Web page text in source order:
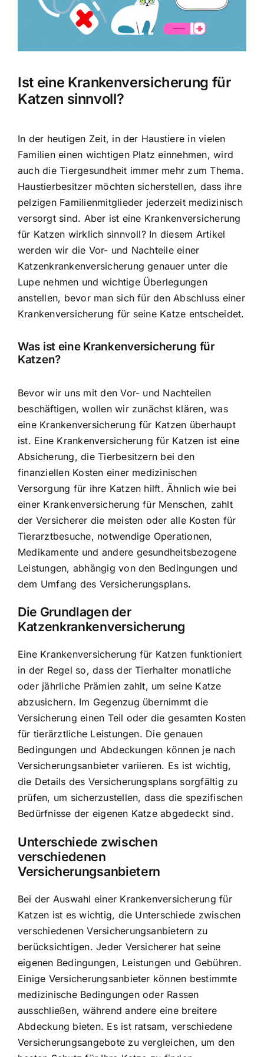
Hausratversicherung
Weitere Tarifvergleiche
Ist eine Krankenversicherung für
Katzen sinnvoll?
In der heutigen Zeit, in der Haustiere in vielen
Familien einen wichtigen Platz einnehmen, wird
auch die Tiergesundheit immer mehr zum Thema.
Haustierbesitzer möchten sicherstellen, dass ihre
pelzigen Familienmitglieder jederzeit medizinisch
versorgt sind. Aber ist eine Krankenversicherung
für Katzen wirklich sinnvoll? In diesem Artikel
werden wir die Vor- und Nachteile einer
Katzenkrankenversicherung genauer unter die
Lupe nehmen und wichtige Überlegungen
anstellen, bevor man sich für den Abschluss einer
Krankenversicherung für seine Katze entscheidet.
Was ist eine Krankenversicherung für
Katzen?
Bevor wir uns mit den Vor- und Nachteilen
beschäftigen, wollen wir zunächst klären, was
eine Krankenversicherung für Katzen überhaupt
ist. Eine Krankenversicherung für Katzen ist eine
Absicherung, die Tierbesitzern bei den
finanziellen Kosten einer medizinischen
Versorgung für ihre Katzen hilft. Ähnlich wie bei
einer Krankenversicherung für Menschen, zahlt
der Versicherer die meisten oder alle Kosten für
Tierarztbesuche, notwendige Operationen,
Medikamente und andere gesundheitsbezogene
Leistungen, abhängig von den Bedingungen und
dem Umfang des Versicherungsplans.
Die Grundlagen der
Katzenkrankenversicherung
Eine Krankenversicherung für Katzen funktioniert
in der Regel so, dass der Tierhalter monatliche
oder jährliche Prämien zahlt, um seine Katze
abzusichern. Im Gegenzug übernimmt die
Versicherung einen Teil oder die gesamten Kosten
für tierärztliche Leistungen. Die genauen
Bedingungen und Abdeckungen können je nach
Versicherungsanbieter variieren. Es ist wichtig,
die Details des Versicherungsplans sorgfältig zu
prüfen, um sicherzustellen, dass die spezifischen
Bedürfnisse der eigenen Katze abgedeckt sind.
Unterschiede zwischen
verschiedenen
Versicherungsanbietern
Bei der Auswahl einer Krankenversicherung für
Katzen ist es wichtig, die Unterschiede zwischen
verschiedenen Versicherungsanbietern zu
berücksichtigen. Jeder Versicherer hat seine
eigenen Bedingungen, Leistungen und Gebühren.
Einige Versicherungsanbieter können bestimmte
medizinische Bedingungen oder Rassen
ausschließen, während andere eine breitere
Abdeckung bieten. Es ist ratsam, verschiedene
Versicherungsangebote zu vergleichen, um den